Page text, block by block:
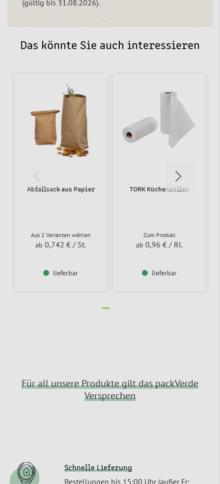
(gültig bis 31.08.2026).
Das könnte Sie auch interessieren
Abfallsack aus Papier
Aus 2 Varianten wählen
ab 0,742 € / St.
lieferbar
TORK Küchenrollen
Zum Produkt
ab 0,96 € / Rl.
lieferbar
Für all unsere Produkte gilt das packVerde
Versprechen
Schnelle Lieferung
Bestellungen bis 15:00 Uhr (außer Fr: